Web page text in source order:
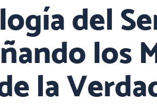
del
los
la